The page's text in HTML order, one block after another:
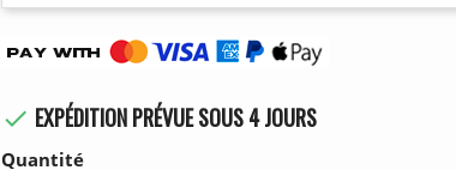
 EXPÉDITION PRÉVUE SOUS 4 JOURS
Quantité